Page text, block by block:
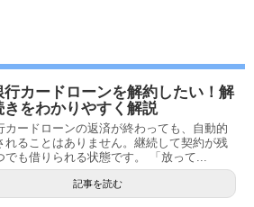
行カードローンを解約したい！解
きをわかりやすく解説
カードローンの返済が終わっても、自動的
れることはありません。継続して契約が残
でも借りられる状態です。 「放って...
記事を読む